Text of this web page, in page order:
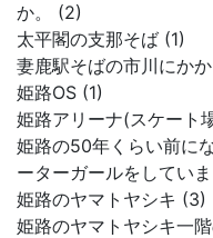
か。 (2)
太平閣の支那そば (1)
妻鹿駅そばの市川にか
姫路OS (1)
姫路アリーナ(スケート
姫路の50年くらい前に
ーターガールをしてい
姫路のヤマトヤシキ (3)
姫路のヤマトヤシキ一